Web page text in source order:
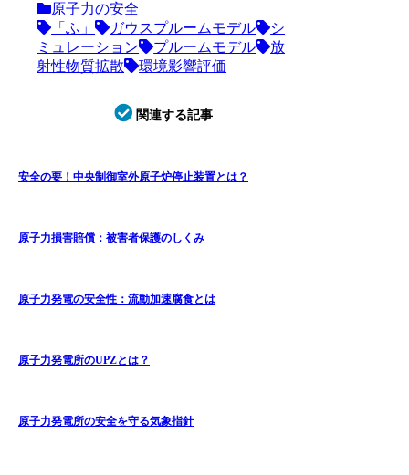
原子力の安全
「ふ」
ガウスプルームモデル
シ
ミュレーション
プルームモデル
放
射性物質拡散
環境影響評価
関連する記事
安全の要！中央制御室外原子炉停止装置とは？
原子力損害賠償：被害者保護のしくみ
原子力発電の安全性：流動加速腐食とは
原子力発電所のUPZとは？
原子力発電所の安全を守る気象指針